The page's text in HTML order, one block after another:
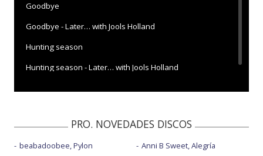
Goodbye
Goodbye - Later… with Jools Holland
Hunting season
Hunting season - Later… with Jools Holland
PRO. NOVEDADES DISCOS
beabadoobee, Pylon
Anni B Sweet, Alegría